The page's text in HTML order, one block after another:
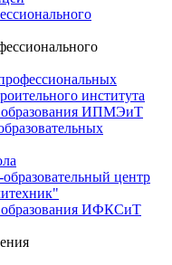
института
образования ИПМЭиТ
центр
образования ИФКСиТ